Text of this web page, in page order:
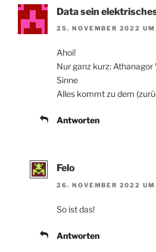
Data sein
25. NOVEMBER 2022 UM
Ahoi!
Nur ganz kurz:
Sinne
Alles kommt zu dem
Antworten
Felo
26. NOVEMBER 2022 UM
So ist das!
Antworten